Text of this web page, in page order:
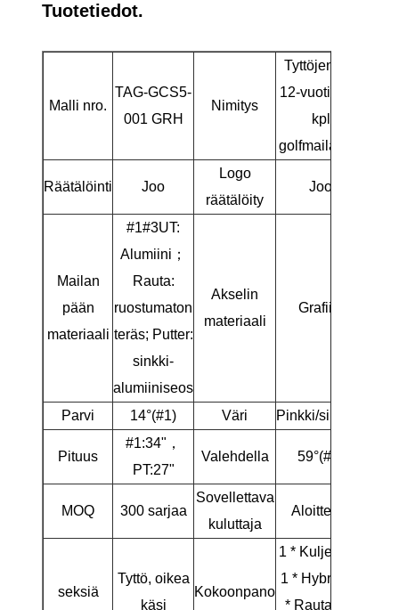
Tuotetiedot.
Malli nro.
TAG-GCS5-
001 GRH
Nimitys
Tyttöjen 10-
12-vuotiaat 5
kpl
golfmailasetti
Räätälöinti Joo
Logo
räätälöity
Joo
Mailan
pään
materiaali
#1#3UT:
Alumiini；
Rauta:
ruostumaton
teräs; Putter:
sinkki-
alumiiniseos
Akselin
materiaali
Grafiitti
Parvi 14°(#1) Väri Pinkki/sininen
Pituus
#1:34"，
PT:27"
Valehdella 59°(#1)
MOQ 300 sarjaa
Sovellettava
kuluttaja
Aloittelija
seksiä
Tyttö, oikea
käsi
Kokoonpano
1 * Kuljettaja,
1 * Hybridi, 2
* Rauta, 1 *